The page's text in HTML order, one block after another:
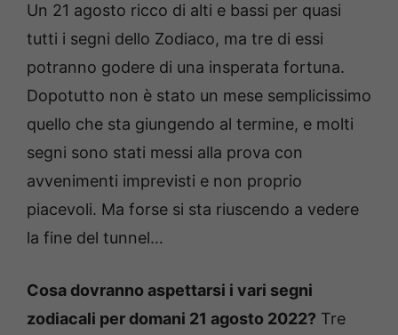
Un 21 agosto ricco di alti e bassi per quasi
tutti i segni dello Zodiaco, ma tre di essi
potranno godere di una insperata fortuna.
Dopotutto non è stato un mese semplicissimo
quello che sta giungendo al termine, e molti
segni sono stati messi alla prova con
avvenimenti imprevisti e non proprio
piacevoli. Ma forse si sta riuscendo a vedere
la fine del tunnel…
Cosa dovranno aspettarsi i vari segni
zodiacali per domani 21 agosto 2022? Tre